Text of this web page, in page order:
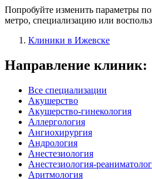
Попробуйте изменить параметры
метро, специализацию или
Клиники в Ижевске
Направление клиник:
Все специализации
Акушерство
Акушерство-гинекология
Аллергология
Ангиохирургия
Андрология
Анестезиология
Анестезиология-
Аритмология